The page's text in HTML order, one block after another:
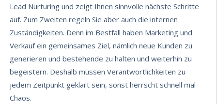
Lead Nurturing und zeigt Ihnen sinnvolle nächste Schritte
auf. Zum Zweiten regeln Sie aber auch die internen
Zuständigkeiten. Denn im Bestfall haben Marketing und
Verkauf ein gemeinsames Ziel, nämlich neue Kunden zu
generieren und bestehende zu halten und weiterhin zu
begeistern. Deshalb müssen Verantwortlichkeiten zu
jedem Zeitpunkt geklärt sein, sonst herrscht schnell mal
Chaos.